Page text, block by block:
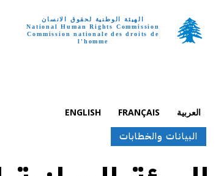
الهيئة الوطنية لحقوق الانسان
National Human Rights Commission
Commission nationale des droits de
l'homme
العربية FRANÇAIS
ENGLISH
البيانات والخطابات